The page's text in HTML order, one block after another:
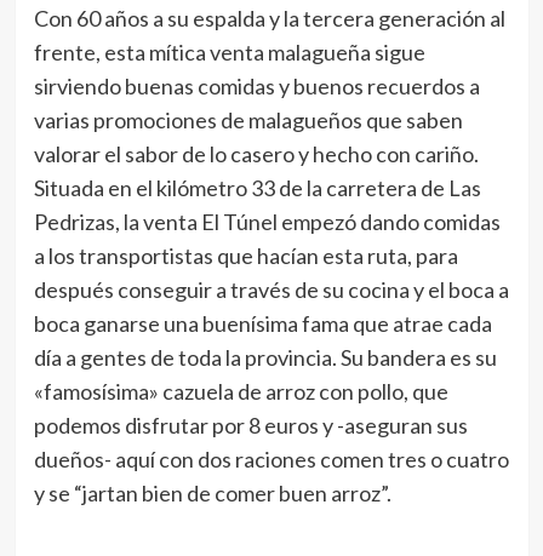
Con 60 años a su espalda y la tercera generación al
frente, esta mítica venta malagueña sigue
sirviendo buenas comidas y buenos recuerdos a
varias promociones de malagueños que saben
valorar el sabor de lo casero y hecho con cariño.
Situada en el kilómetro 33 de la carretera de Las
Pedrizas, la venta El Túnel empezó dando comidas
a los transportistas que hacían esta ruta, para
después conseguir a través de su cocina y el boca a
boca ganarse una buenísima fama que atrae cada
día a gentes de toda la provincia. Su bandera es su
«famosísima» cazuela de arroz con pollo, que
podemos disfrutar por 8 euros y -aseguran sus
dueños- aquí con dos raciones comen tres o cuatro
y se “jartan bien de comer buen arroz”.